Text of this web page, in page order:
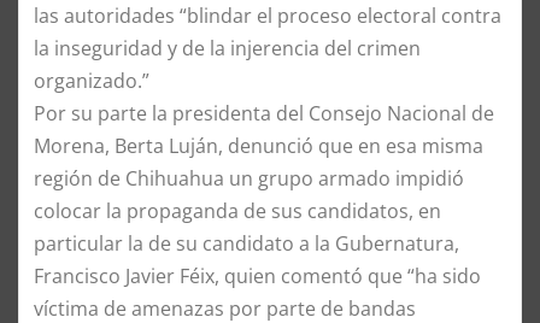
las autoridades “blindar el proceso electoral contra
la inseguridad y de la injerencia del crimen
organizado.”
Por su parte la presidenta del Consejo Nacional de
Morena, Berta Luján, denunció que en esa misma
región de Chihuahua un grupo armado impidió
colocar la propaganda de sus candidatos, en
particular la de su candidato a la Gubernatura,
Francisco Javier Féix, quien comentó que “ha sido
víctima de amenazas por parte de bandas